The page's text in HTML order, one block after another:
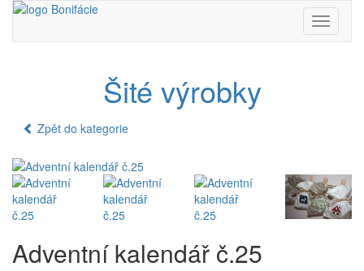
Toggle
Šité výrobky
Zpět do kategorie
Adventní kalendář č.25